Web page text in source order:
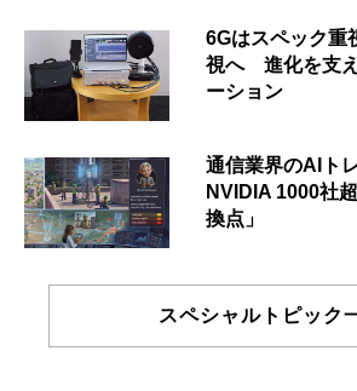
6Gはスペック重
視へ 進化を支
ーション
通信業界のAIト
NVIDIA 1000社
換点」
スペシャルトピック